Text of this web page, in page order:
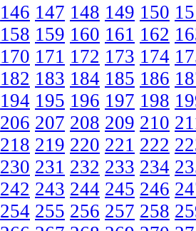
146 147 148 149 150
158 159 160 161 162
170 171 172 173 174
182 183 184 185 186
194 195 196 197 198
206 207 208 209 210
218 219 220 221 222
230 231 232 233 234
242 243 244 245 246
254 255 256 257 258